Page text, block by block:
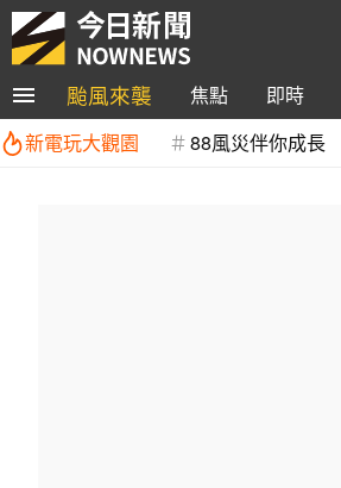
颱風來襲 焦點 即時
新電玩大觀園
88風災伴你成長